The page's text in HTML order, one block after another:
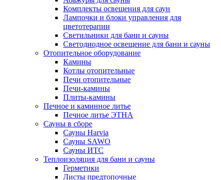
Комплекты освещения для саун
Лампочки и блоки управления для
цветотерапии
Светильники для бани и сауны
Светодиодное освещение для бани и сауны
Отопительное оборудование
Камины
Котлы отопительные
Печи отопительные
Печи-камины
Плиты-камины
Печное и каминное литье
Печное литье ЭТНА
Сауны в сборе
Cауны Harvia
Сауны SAWO
Сауны ИТС
Теплоизоляция для бани и сауны
Герметики
Листы предтопочные